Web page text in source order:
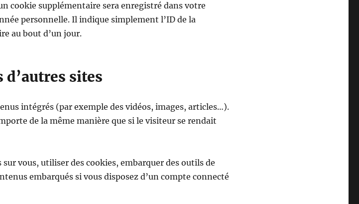
cookie supplémentaire sera enregistré dans votre
personnelle. Il indique simplement l’ID de la
au bout d’un jour.
sites
intégrés (par exemple des vidéos, images, articles…).
de la même manière que si le visiteur se rendait
vous, utiliser des cookies, embarquer des outils de
embarqués si vous disposez d’un compte connecté